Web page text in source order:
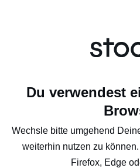
Du verwendest
Wechsle bitte umgehend
weiterhin nutzen zu
Firefox, Edge